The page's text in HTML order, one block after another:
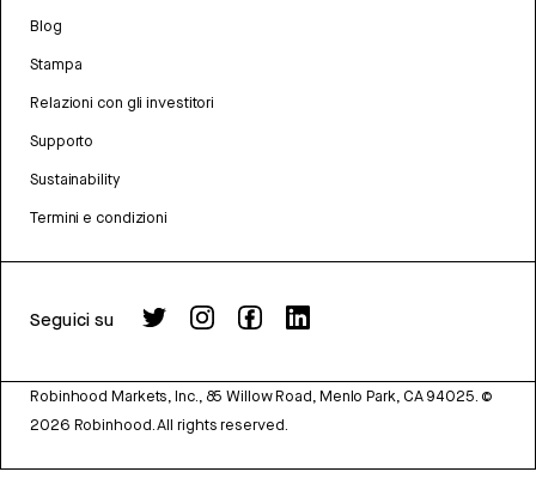
Blog
Stampa
Relazioni con gli investitori
Supporto
Sustainability
Termini e condizioni
Seguici su
Robinhood Markets, Inc., 85 Willow Road, Menlo Park, CA 94025. ©
2026 Robinhood. All rights reserved.